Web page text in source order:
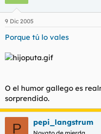
9 Dic 2005
Porque tú lo vales
O el humor gallego es
sorprendido.
P pepi_langstrum